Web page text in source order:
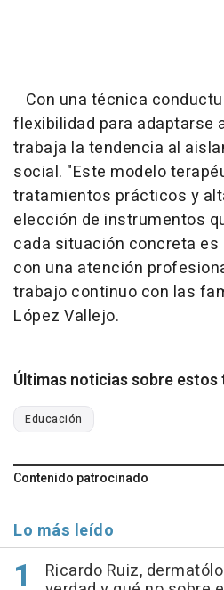
Con una técnica
flexibilidad para adaptarse
trabaja la tendencia al
social. "Este modelo
tratamientos prácticos y
elección de instrumentos
cada situación concreta
con una atención
trabajo continuo con las
López Vallejo.
Últimas noticias sobre estos
Educación
Contenido patrocinado
Lo más leído
Ricardo Ruiz,